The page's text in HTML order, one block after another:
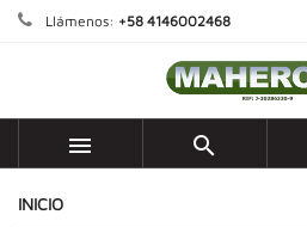
Llámenos: +58 4146002468
 
INICIO